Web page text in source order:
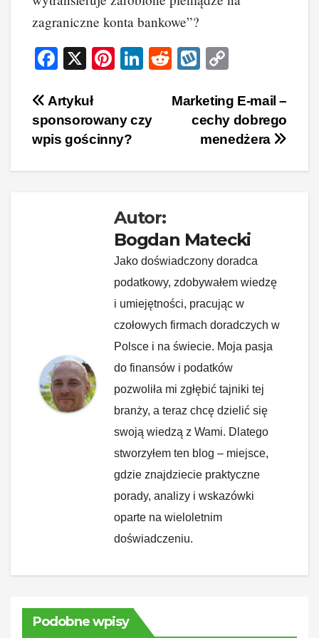
zagraniczne konta bankowe”?
F
c
e
b
o
X
Pi
e
st
Li
e
n
R
d
W
o
p
p
y
Li
n
Nawigacja
wpisu
Marketing E-mail –
cechy dobrego
menedżera
Artykuł
sponsorowany czy
wpis gościnny?
Autor:
Bogdan Matecki
Jako doświadczony doradca
podatkowy, zdobywałem wiedzę
i umiejętności, pracując w
czołowych firmach doradczych w
Polsce i na świecie. Moja pasja
do finansów i podatków
pozwoliła mi zgłębić tajniki tej
branży, a teraz chcę dzielić się
swoją wiedzą z Wami. Dlatego
stworzyłem ten blog – miejsce,
gdzie znajdziecie praktyczne
porady, analizy i wskazówki
oparte na wieloletnim
doświadczeniu.
Podobne wpisy